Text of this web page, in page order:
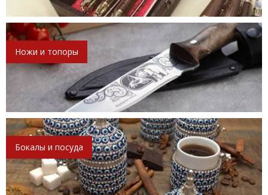
Ножи и топоры
Бокалы и посуда